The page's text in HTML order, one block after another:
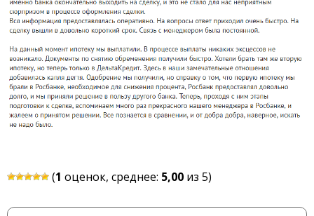
(1 оценок, среднее: 5,00 из 5)